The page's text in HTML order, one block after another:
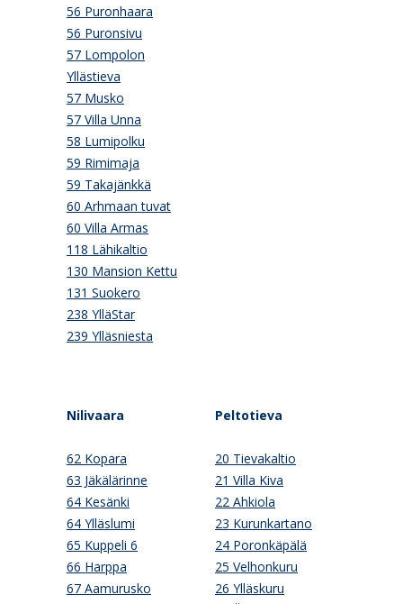
56 Puronhaara
56 Puronsivu
57 Lompolon
Yllästieva
57 Musko
57 Villa Unna
58 Lumipolku
59 Rimimaja
59 Takajänkkä
60 Arhmaan tuvat
60 Villa Armas
118 Lähikaltio
130 Mansion Kettu
131 Suokero
238 YlläStar
239 Ylläsniesta
Nilivaara
62 Kopara
63 Jäkälärinne
64 Kesänki
64 Ylläslumi
65 Kuppeli 6
66 Harppa
67 Aamurusko
Peltotieva
20 Tievakaltio
21 Villa Kiva
22 Ahkiola
23 Kurunkartano
24 Poronkäpälä
25 Velhonkuru
26 Ylläskuru